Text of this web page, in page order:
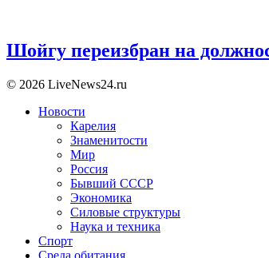
Шойгу переизбран на
© 2026 LiveNews24.ru
Новости
Карелия
Знаменитости
Мир
Россия
Бывший СССР
Экономика
Силовые структуры
Наука и техника
Спорт